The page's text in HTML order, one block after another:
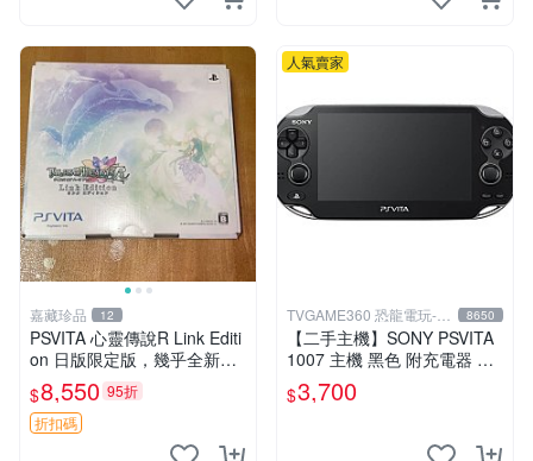
嘉藏珍品 12
PSVITA 心靈傳說R Link Editi
on 日版限定版，幾乎全新，
配件齊全，原裝包裝盒，說明
書，底座，掛件，布袋，卡都
在，游戲光盤已拆封但保存
$8,550 95折
折扣碼
人氣賣家
TVGAME360 恐龍電玩-台
中店
8650
【二手主機】SONY PSVITA
1007 主機 黑色 附充電器 US
B傳輸線 PS VITA PSV【台中
恐龍電玩】
$3,700